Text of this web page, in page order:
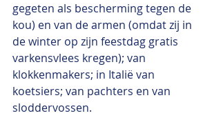
gegeten als bescherming tegen de
kou) en van de armen (omdat zij in
de winter op zijn feestdag gratis
varkensvlees kregen); van
klokkenmakers; in Italië van
koetsiers; van pachters en van
sloddervossen.